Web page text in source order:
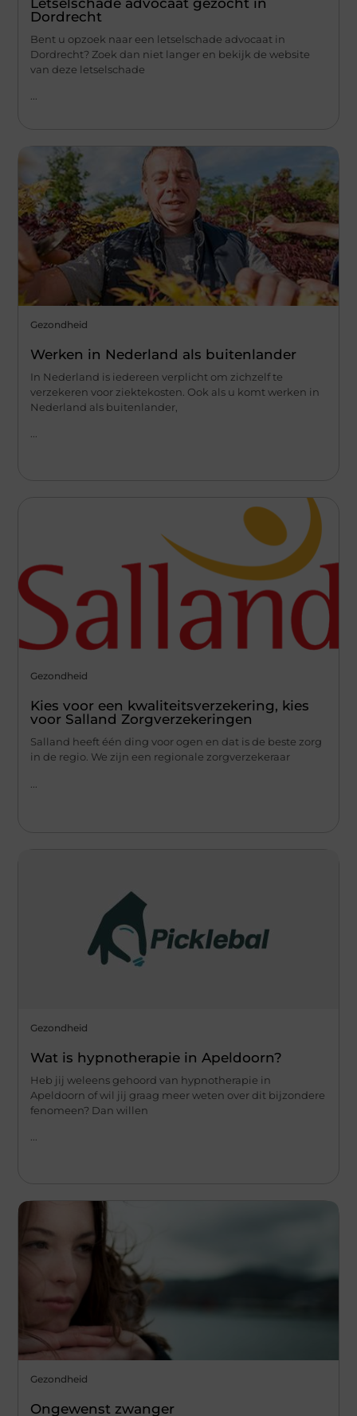
Dordrecht
Bent u opzoek naar een letselschade advocaat in
Dordrecht? Zoek dan niet langer en bekijk de website
van deze letselschade
Gezondheid
Werken in Nederland als buitenlander
In Nederland is iedereen verplicht om zichzelf te
verzekeren voor ziektekosten. Ook als u komt werken in
Nederland als buitenlander,
...
Gezondheid
Kies voor een kwaliteitsverzekering, kies
voor Salland Zorgverzekeringen
Salland heeft één ding voor ogen en dat is de beste zorg
in de regio. We zijn een regionale zorgverzekeraar
Gezondheid
Wat is hypnotherapie in Apeldoorn?
Heb jij weleens gehoord van hypnotherapie in
Apeldoorn of wil jij graag meer weten over dit bijzondere
fenomeen? Dan willen
Gezondheid
Ongewenst zwanger